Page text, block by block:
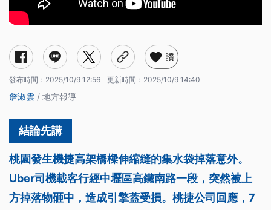
讚
發布時間： 2025/10/9 12:56 更新時間： 2025/10/9 14:40
詹淑雲 / 地方報導
桃園發生機捷高架橋樑伸縮縫的集水袋掉落意外。
Uber司機載客行經中壢區高鐵南路一段，突然被上
方掉落物砸中，造成引擎蓋受損。桃捷公司回應，7